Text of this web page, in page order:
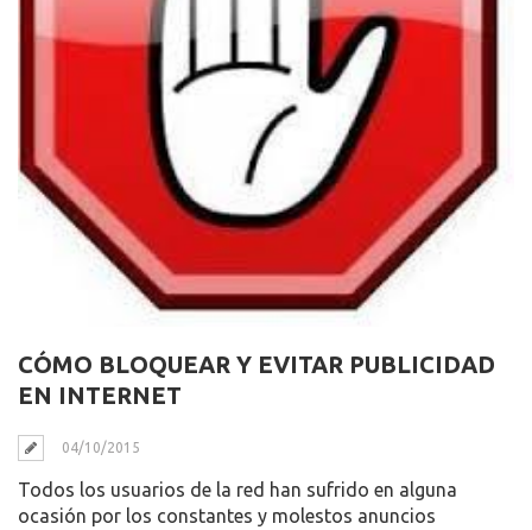
CÓMO BLOQUEAR Y EVITAR PUBLICIDAD
EN INTERNET
04/10/2015
Todos los usuarios de la red han sufrido en alguna
ocasión por los constantes y molestos anuncios